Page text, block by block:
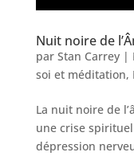
Nuit noire de
par Stan Carrey|
soi et méditation,
La nuit noire de
une crise
dépression